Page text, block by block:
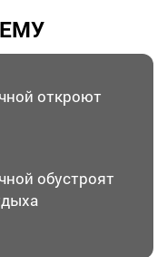
откроют
обустроят